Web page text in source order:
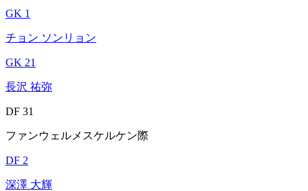
GK 1
チョン ソンリョン
GK 21
長沢 祐弥
DF 31
ファンウェルメスケルケン際
DF 2
深澤 大輝